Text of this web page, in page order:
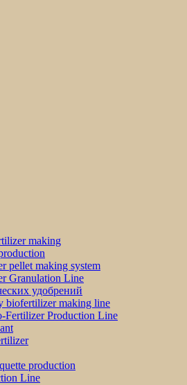
making
pellet making system
Granulation Line
удобрений
biofertilizer making line
Fertilizer Production Line
production
Line